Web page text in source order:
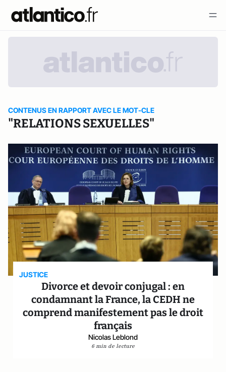
CONTENUS EN RAPPORT AVEC LE MOT-CLE
"RELATIONS SEXUELLES"
JUSTICE
Divorce et devoir conjugal : en
condamnant la France, la CEDH ne
comprend manifestement pas le droit
français
Nicolas Leblond
6 min de lecture